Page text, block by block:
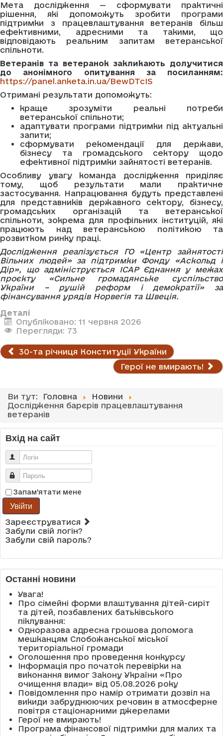
Мета дослідження — сформувати практичні
рішення, які допоможуть зробити програми
підтримки з працевлаштування ветеранів більш
ефективними, адресними та такими, що
відповідають реальним запитам ветеранської
спільноти.
Ветеранів та ветеранок закликають долучитися
до анонімного опитування за посиланням:
https://panel.anketa.in.ua/BewDTcIS
Отримані результати допоможуть:
краще зрозуміти реальні потреби
ветеранської спільноти;
адаптувати програми підтримки під актуальні
запити;
сформувати рекомендації для держави,
бізнесу та громадського сектору щодо
ефективної підтримки зайнятості ветеранів.
Особливу увагу команда дослідження приділяє
тому, щоб результати мали практичне
застосування. Напрацювання будуть представлені
для представників державного сектору, бізнесу,
громадських організацій та ветеранської
спільноти, зокрема для профільних інституцій, які
працюють над ветеранською політикою та
розвитком ринку праці.
Дослідження реалізується ГО «Центр зайнятості
Вільних людей» за підтримки Фонду «Аскольд і
Дір», що адмініструється ІСАР Єднання у межах
проєкту «Сильне громадянське суспільство
України – рушій реформ і демократії» за
фінансування урядів Норвегія та Швеція.
Деталі
Опубліковано: 11 червня 2026
Перегляди: 73
30-та річниця Конституції України
Герої не вмирають!
Ви тут: Головна
Новини
Дослідження барєрів працевлаштування
ветеранів
Вхід на сайт
Логін
Пароль
Запам'ятати мене
Увійти
Зареєструватися
Забули свій логін?
Забули свій пароль?
Останні новини
Увага!
Про сімейні форми влаштування дітей-сиріт
та дітей, позбавлених батьківського
піклування:
Одноразова адресна грошова допомога
мешканцям Слобожанської міської
територіальної громади
Оголошення про проведення конкурсу
Інформація про початок перевірки на
виконання вимог Закону України «Про
очищення влади» від 05.08.2026 року
Повідомлення про намір отримати дозвіл на
викиди забруднюючих речовин в атмосферне
повітря стаціонарними джерелами
Герої не вмирають!
Програма фінансової підтримки для малих та